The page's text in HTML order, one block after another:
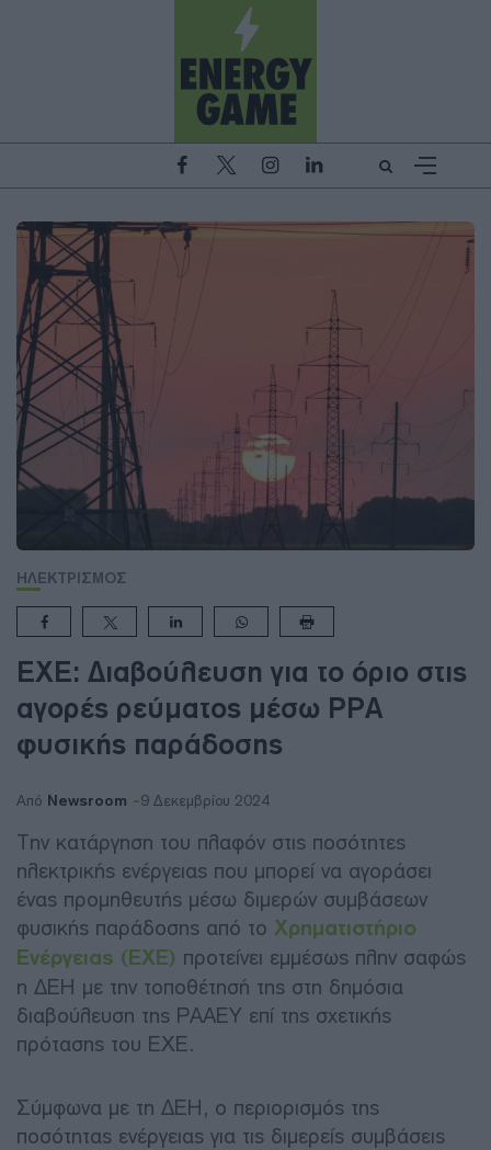
ΗΛΕΚΤΡΙΣΜΟΣ
ΕΧΕ: Διαβούλευση για το όριο στις
αγορές ρεύματος μέσω PPA
φυσικής παράδοσης
Από Newsroom 9 Δεκεμβρίου 2024
Την κατάργηση του πλαφόν στις ποσότητες
ηλεκτρικής ενέργειας που μπορεί να αγοράσει
ένας προμηθευτής μέσω διμερών συμβάσεων
φυσικής παράδοσης από το Χρηματιστήριο
Ενέργειας (ΕΧΕ) προτείνει εμμέσως πλην σαφώς
η ΔΕΗ με την τοποθέτησή της στη δημόσια
διαβούλευση της ΡΑΑΕΥ επί της σχετικής
πρότασης του ΕΧΕ.
Σύμφωνα με τη ΔΕΗ, ο περιορισμός της
ποσότητας ενέργειας για τις διμερείς συμβάσεις